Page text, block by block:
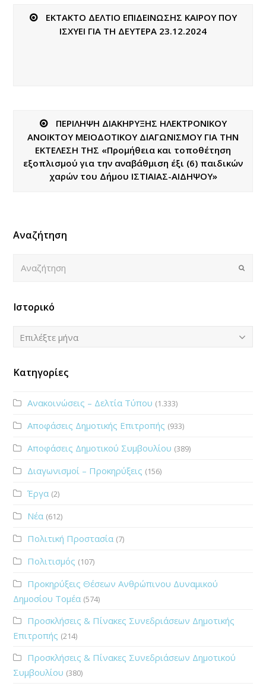
ΕΚΤΑΚΤΟ ΔΕΛΤΙΟ ΕΠΙΔΕΙΝΩΣΗΣ ΚΑΙΡΟΥ ΠΟΥ
ΙΣΧΥΕΙ ΓΙΑ ΤΗ ΔΕΥΤΕΡΑ 23.12.2024
ΠΕΡΙΛΗΨΗ ΔΙΑΚΗΡΥΞΗΣ ΗΛΕΚΤΡΟΝΙΚΟΥ
ΑΝΟΙΚΤΟΥ ΜΕΙΟΔΟΤΙΚΟΥ ΔΙΑΓΩΝΙΣΜΟΥ ΓΙΑ ΤΗΝ
ΕΚΤΕΛΕΣΗ ΤΗΣ «Προμήθεια και τοποθέτηση
εξοπλισμού για την αναβάθμιση έξι (6) παιδικών
χαρών του Δήμου ΙΣΤΙΑΙΑΣ-ΑΙΔΗΨΟΥ»
Αναζήτηση
Submit
Ιστορικό
Ιστορικό
Επιλέξτε μήνα
Κατηγορίες
Ανακοινώσεις – Δελτία Τύπου (1.333)
Αποφάσεις Δημοτικής Επιτροπής (933)
Αποφάσεις Δημοτικού Συμβουλίου (389)
Διαγωνισμοί – Προκηρύξεις (156)
Έργα (2)
Νέα (612)
Πολιτική Προστασία (7)
Πολιτισμός (107)
Προκηρύξεις Θέσεων Ανθρώπινου Δυναμικού
Δημοσίου Τομέα (574)
Προσκλήσεις & Πίνακες Συνεδριάσεων Δημοτικής
Επιτροπής (214)
Προσκλήσεις & Πίνακες Συνεδριάσεων Δημοτικού
Συμβουλίου (380)